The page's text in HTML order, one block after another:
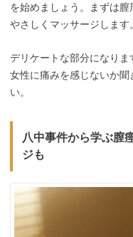
を始めましょう。まずは
やさしくマッサージします。
デリケートな部分になりま
女性に痛みを感じないか
い。
八中事件から学ぶ膣
ジも